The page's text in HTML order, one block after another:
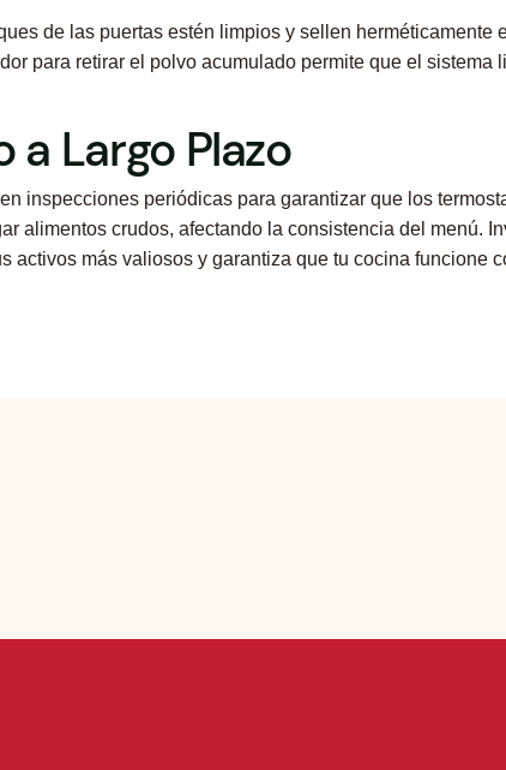
de las puertas estén limpios y sellen herméticamente
para retirar el polvo acumulado permite que el sistema
Largo Plazo
inspecciones periódicas para garantizar que los
alimentos crudos, afectando la consistencia del menú.
más valiosos y garantiza que tu cocina funcione